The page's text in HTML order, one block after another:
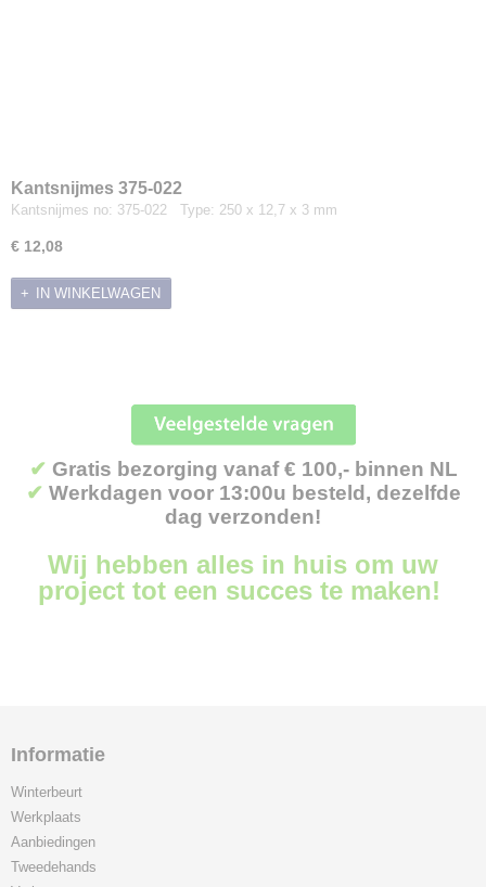
Speelgoed en Merchandise
Tafelzagen
Kantsnijmes 375-022
Kantsnijmes no: 375-022 Type: 250 x 12,7 x 3 mm
€ 12,08
IN WINKELWAGEN
✔ Gratis bezorging vanaf € 100,- binnen NL
✔ Werkdagen voor 13:00u besteld, dezelfde
dag verzonden!
Wij hebben alles in huis om uw
project tot een succes te maken!
Informatie
Winterbeurt
Werkplaats
Aanbiedingen
Tweedehands